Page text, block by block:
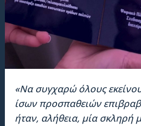
«Να συγχαρώ όλους
ίσων προσπαθειών
ήταν, αλήθεια, μία σκληρή